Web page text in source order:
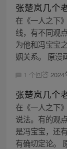
张楚岚几个
在《一人之下
线，有不同观
为他和冯宝宝
姻关系。 原漫
1 个回答 2024
张楚岚几个
在《一人之下
说法。有的观
是冯宝宝，还
有确切定论。